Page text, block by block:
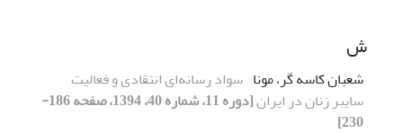
ش
شعبان کاسه گر، مونا سواد رسانه‌ای انتقادی و فعالیت
سایبر زنان در ایران
[دوره 11، شماره 40، 1394، صفحه 186-
230]